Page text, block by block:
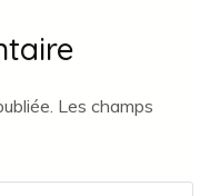
Les champs